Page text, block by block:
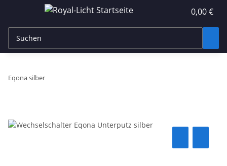
0,00 €
Eqona silber